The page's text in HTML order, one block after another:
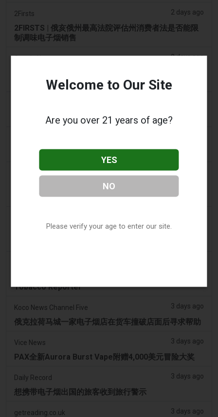
2Firsts 2 days ago
2FIRSTS | 俄亥俄州最高法院评估州消费者法是否能限
制调味电子烟销售
Google News 2 days ago
Sembawang 的公寓中储存了 58,000 件电子烟制品
购物者声称：商业街上的电子烟店太多了
Dentsu 赢得南澳州戒烟与电子烟控制业务 - AdNews
Newsbreak 3 days ago
拉梅洛·鲍尔的公寓因‘电子烟店’室内设计而在网上引发
Michael Moynihan：科克市在所有店铺关闭中拥有惊
Tobacco Reporter
Koco News Channel Five 3 days ago
俄克拉荷马城一家电子烟店在货车撞破店面后寻求帮助
Vice News 3 days ago
PAX全新Aurora Burst Vape附赠4,000美元冒险大奖
Daily Record 3 days ago
想携带电子烟出国的旅客收到旅行警示
getreading.co.uk 3 days ago
Welcome to Our Site
Are you over 21 years of age?
YES
NO
Please verify your age to enter our site.